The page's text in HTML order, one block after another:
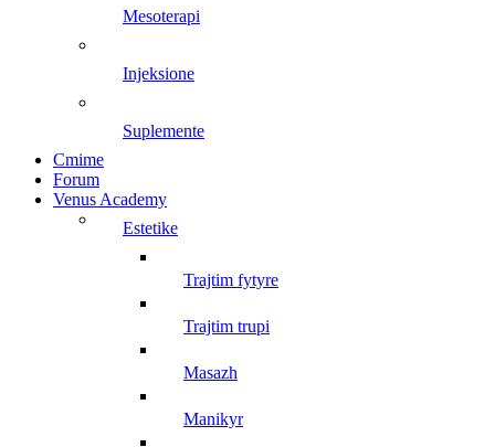
mesoterapi
injeksione
suplemente
Cmime
Forum
Venus Academy
estetike
trajtim fytyre
trajtim trupi
masazh
manikyr